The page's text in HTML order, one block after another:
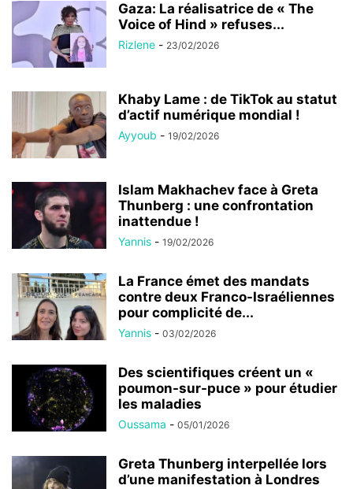
Gaza: La réalisatrice de « The
Voice of Hind » refuses...
Rizlene - 23/02/2026
Khaby Lame : de TikTok au statut
d’actif numérique mondial !
Ayyoub - 19/02/2026
Islam Makhachev face à Greta
Thunberg : une confrontation
inattendue !
Yannis - 19/02/2026
La France émet des mandats
contre deux Franco-Israéliennes
pour complicité de...
Yannis - 03/02/2026
Des scientifiques créent un «
poumon-sur-puce » pour étudier
les maladies
Oussama - 05/01/2026
Greta Thunberg interpellée lors
d’une manifestation à Londres